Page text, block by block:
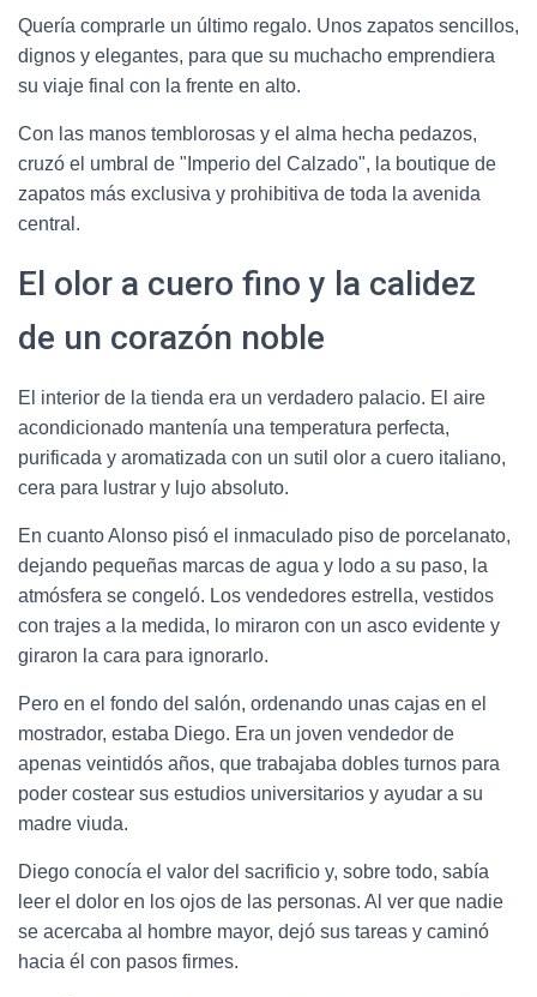
Quería comprarle un último regalo. Unos zapatos sencillos,
dignos y elegantes, para que su muchacho emprendiera
su viaje final con la frente en alto.
Con las manos temblorosas y el alma hecha pedazos,
cruzó el umbral de "Imperio del Calzado", la boutique de
zapatos más exclusiva y prohibitiva de toda la avenida
central.
El olor a cuero fino y la calidez
de un corazón noble
El interior de la tienda era un verdadero palacio. El aire
acondicionado mantenía una temperatura perfecta,
purificada y aromatizada con un sutil olor a cuero italiano,
cera para lustrar y lujo absoluto.
En cuanto Alonso pisó el inmaculado piso de porcelanato,
dejando pequeñas marcas de agua y lodo a su paso, la
atmósfera se congeló. Los vendedores estrella, vestidos
con trajes a la medida, lo miraron con un asco evidente y
giraron la cara para ignorarlo.
Pero en el fondo del salón, ordenando unas cajas en el
mostrador, estaba Diego. Era un joven vendedor de
apenas veintidós años, que trabajaba dobles turnos para
poder costear sus estudios universitarios y ayudar a su
madre viuda.
Diego conocía el valor del sacrificio y, sobre todo, sabía
leer el dolor en los ojos de las personas. Al ver que nadie
se acercaba al hombre mayor, dejó sus tareas y caminó
hacia él con pasos firmes.